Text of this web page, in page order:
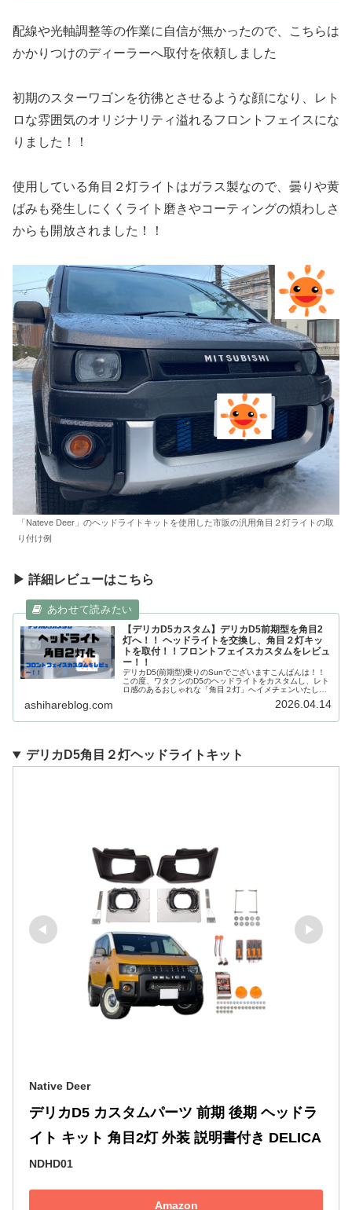
配線や光軸調整等の作業に自信が無かったので、こちらは
かかりつけのディーラーへ取付を依頼しました
初期のスターワゴンを彷彿とさせるような顔になり、レト
ロな雰囲気のオリジナリティ溢れるフロントフェイスにな
りました！！
使用している角目２灯ライトはガラス製なので、曇りや黄
ばみも発生しにくくライト磨きやコーティングの煩わしさ
からも開放されました！！
「Nateve Deer」のヘッドライトキットを使用した市販の汎用角目２灯ライトの取
り付け例
▶ 詳細レビューはこちら
【デリカD5カスタム】デリカD5前期型を角目2
灯へ！！ ヘッドライトを交換し、角目２灯キッ
トを取付！！フロントフェイスカスタムをレビュ
ー！！
デリカD5(前期型)乗りのSunでございますこんばんは！！
この度、ワタクシのD5のヘッドライトをカスタムし、レト
ロ感のあるおしゃれな「角目２灯」へイメチェンいたしま
ashihareblog.com 2026.04.14
デリカD5角目２灯ヘッドライトキット
Native Deer
デリカD5 カスタムパーツ 前期 後期 ヘッドラ
イト キット 角目2灯 外装 説明書付き DELICA
NDHD01
Amazon